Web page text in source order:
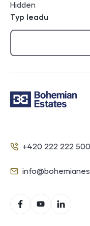
Hidden
Typ leadu
Telefon
+420 222 222 500
E-mail
FacebookYouTubeLinkedIn